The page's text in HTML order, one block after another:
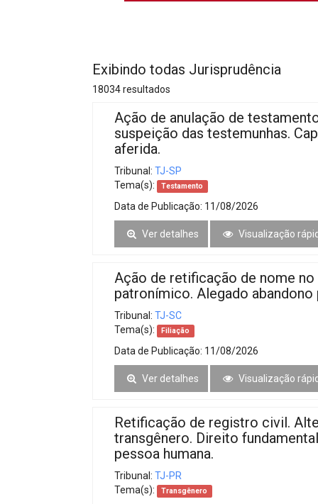
Exibindo todas Jurisprudência
18034 resultados
Ação de anulação de
suspeição das testemunhas.
aferida.
Tribunal: TJ-SP
Tema(s):
Testamento
Data de Publicação: 11/08/2026
Ver detalhes Visualização
Ação de retificação de nome
patronímico. Alegado abandono
Tribunal: TJ-SC
Tema(s):
Filiação
Data de Publicação: 11/08/2026
Ver detalhes Visualização
Retificação de registro civil.
transgênero. Direito
pessoa humana.
Tribunal: TJ-PR
Tema(s):
Transgênero